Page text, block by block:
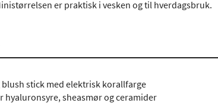
er praktisk i vesken og til hverdagsbruk.
blush stick med elektrisk korallfarge
hyaluronsyre, sheasmør og ceramider